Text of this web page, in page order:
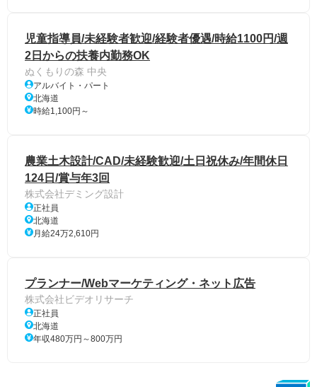
児童指導員/未経験者歓迎/経験者優遇/時給1100円/週
2日からの扶養内勤務OK
ぬくもりの森 中央
アルバイト・パート
北海道
時給1,100円～
農業土木設計/CAD/未経験歓迎/土日祝休み/年間休日
124日/賞与年3回
株式会社デミング設計
正社員
北海道
月給24万2,610円
プランナー/Webマーケティング・ネット広告
株式会社ビデオリサーチ
正社員
北海道
年収480万円～800万円